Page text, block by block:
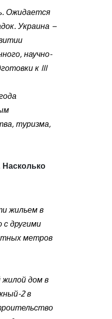
Ожидается
Украина –
научно-
к III
туризма,
жильем в
с другими
метров
дом в
2 в